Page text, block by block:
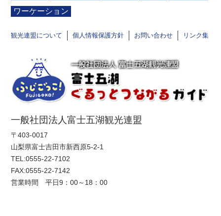
ワーケーション
観光連盟について 個人情報保護方針 お問い合わせ リンク集
一般社団法人富士五湖観光連盟
〒403-0017
山梨県富士吉田市新西原5-2-1
TEL:0555-22-7102
FAX:0555-22-7142
営業時間 平日9：00～18：00